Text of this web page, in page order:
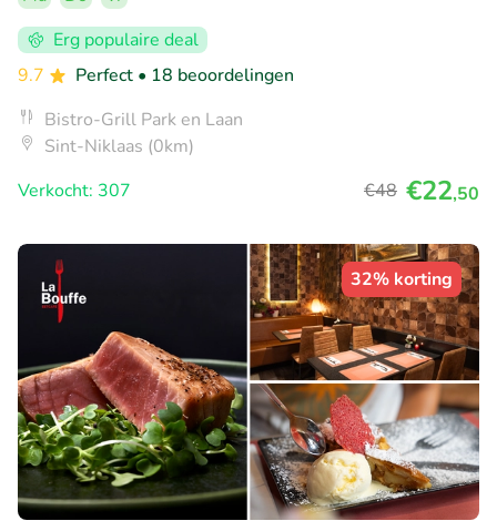
Erg populaire deal
9.7
Perfect • 18 beoordelingen
Bistro-Grill Park en Laan
Sint-Niklaas (0km)
Verkocht: 307
€48 €22,50
32% korting